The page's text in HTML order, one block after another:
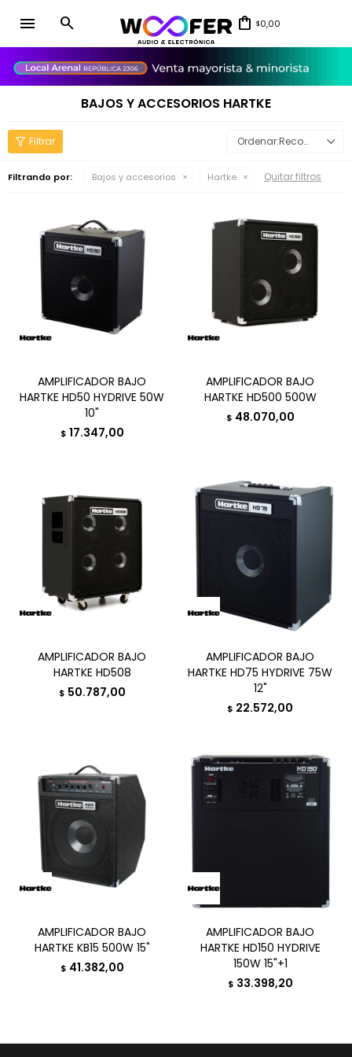
menu $0,00
BAJOS Y ACCESORIOS HARTKE
Recomendados
Filtrando por: Bajos y accesorios Hartke Quitar filtros
AMPLIFICADOR BAJO
HARTKE HD50 HYDRIVE 50W
10"
$ 17.347,00
AMPLIFICADOR BAJO
HARTKE HD500 500W
$ 48.070,00
AMPLIFICADOR BAJO
HARTKE HD508
$ 50.787,00
AMPLIFICADOR BAJO
HARTKE HD75 HYDRIVE 75W
12"
$ 22.572,00
AMPLIFICADOR BAJO
HARTKE KB15 500W 15"
$ 41.382,00
AMPLIFICADOR BAJO
HARTKE HD150 HYDRIVE
150W 15"+1
$ 33.398,20
close